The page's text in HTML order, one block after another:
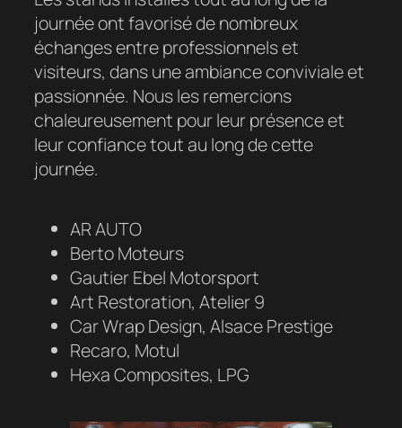
journée ont favorisé de nombreux
échanges entre professionnels et
visiteurs, dans une ambiance conviviale et
passionnée. Nous les remercions
chaleureusement pour leur présence et
leur confiance tout au long de cette
journée.
AR AUTO
Berto Moteurs
Gautier Ebel Motorsport
Art Restoration, Atelier 9
Car Wrap Design, Alsace Prestige
Recaro, Motul
Hexa Composites, LPG